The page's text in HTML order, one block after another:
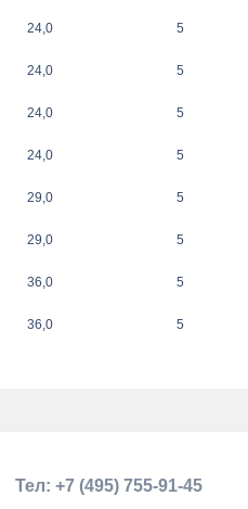
24,0 5
24,0 5
24,0 5
24,0 5
29,0 5
29,0 5
36,0 5
36,0 5
Тел: +7 (495) 755-91-45